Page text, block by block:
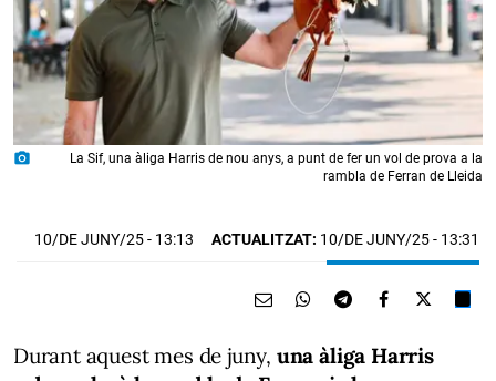
photo_camera
La Sif, una àliga Harris de nou anys, a punt de fer un vol de prova a la
rambla de Ferran de Lleida
10/DE JUNY/25- 13:13 ACTUALITZAT: 10/DE JUNY/25 - 13:31
Durant aquest mes de juny, una àliga Harris